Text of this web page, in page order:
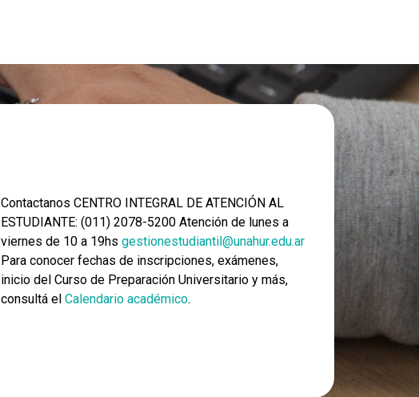
Contactanos CENTRO INTEGRAL DE ATENCIÓN AL
ESTUDIANTE: (011) 2078-5200 Atención de lunes a
viernes de 10 a 19hs gestionestudiantil@unahur.edu.ar
Para conocer fechas de inscripciones, exámenes,
inicio del Curso de Preparación Universitario y más,
consultá el Calendario académico.